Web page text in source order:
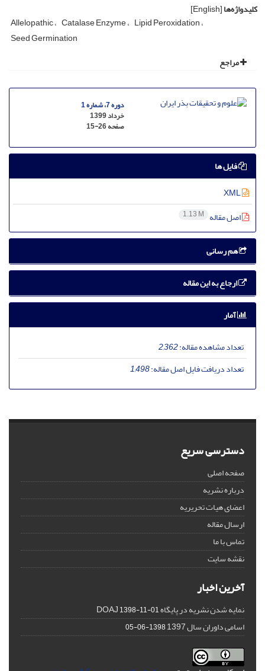
کلیدواژه‌ها[English]
Allelopathic Catalase Enzyme Lipid Peroxidation
Seed Germination
مراجع
دوره 7، شماره 1
خرداد 1399
صفحه15-26
فایل ها
اصل مقاله 1.13 M
هم رسانی
ارجاع به این مقاله
آمار
تعداد مشاهده مقاله:2,362
تعداد دریافت فایل اصل مقاله:1,498
دسترسی سریع
صفحه اصلی
درباره نشریه
اعضای هیات تحریریه
ارسال مقاله
تماس با ما
نقشه سایت
آخرین اخبار
نمایه شدن نشریه در پایگاه DOAJ1398-11-01
اسامی داوران سال 1397 1398-06-05